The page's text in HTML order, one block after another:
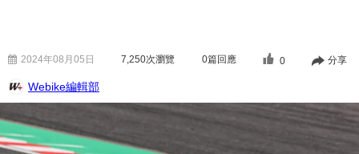
2024年08月05日 7,250次瀏覽 0篇回應 0 分享
Webike編輯部